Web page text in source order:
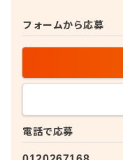
電話で応募
フォームから応募